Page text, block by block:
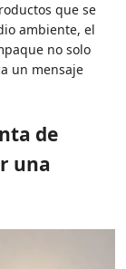
que se
ambiente, el
no solo
un mensaje
de
una